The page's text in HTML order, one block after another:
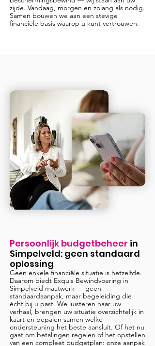
zijde. Vandaag, morgen en zolang als nodig.
Samen bouwen we aan een stevige
financiële basis waarop u kunt vertrouwen.
Persoonlijk budgetbeheer in
Simpelveld: geen standaard
oplossing
Geen enkele financiële situatie is hetzelfde.
Daarom biedt Exquis Bewindvoering in
Simpelveld maatwerk — geen
standaardaanpak, maar begeleiding die
écht bij u past. We luisteren naar uw
verhaal, brengen uw situatie overzichtelijk in
kaart en bepalen samen welke
ondersteuning het beste aansluit. Of het nu
gaat om betalingen regelen of het opstellen
van een compleet budgetplan: onze aanpak